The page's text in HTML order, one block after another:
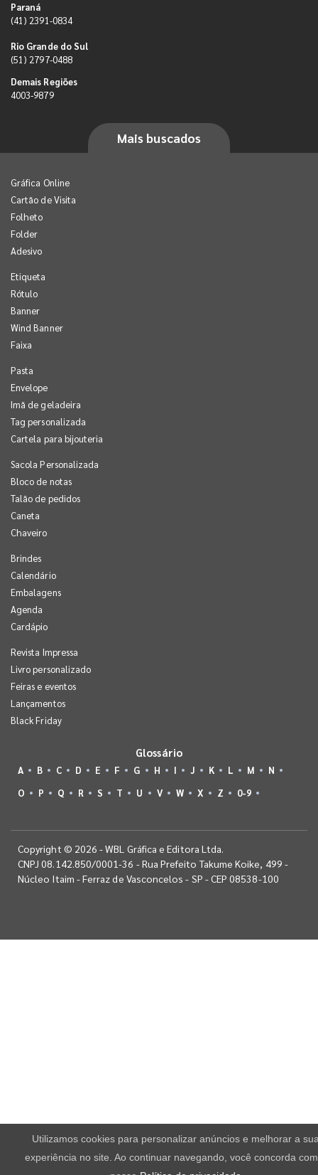
Paraná
(41) 2391-0834
Rio Grande do Sul
(51) 2797-0488
Demais Regiões
4003-9879
Mais buscados
Gráfica Online
Cartão de Visita
Folheto
Folder
Adesivo
Etiqueta
Rótulo
Banner
Wind Banner
Faixa
Pasta
Envelope
Imã de geladeira
Tag personalizada
Cartela para bijouteria
Sacola Personalizada
Bloco de notas
Talão de pedidos
Caneta
Chaveiro
Brindes
Calendário
Embalagens
Agenda
Cardápio
Revista Impressa
Livro personalizado
Feiras e eventos
Lançamentos
Black Friday
Glossário
A B C D E F G H I J K L M
N
O
P Q R S T U V W X Z 0-9
Copyright © 2026 - WBL Gráfica e Editora Ltda.
CNPJ 08.142.850/0001-36 - Rua Prefeito Takume Koike, 499 -
Núcleo Itaim - Ferraz de Vasconcelos - SP - CEP 08538-100
Utilizamos cookies para personalizar anúncios e melhorar a
experiência no site. Ao continuar navegando, você concorda